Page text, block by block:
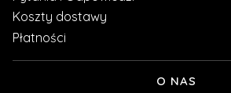
Koszty dostawy
Płatności
O NAS